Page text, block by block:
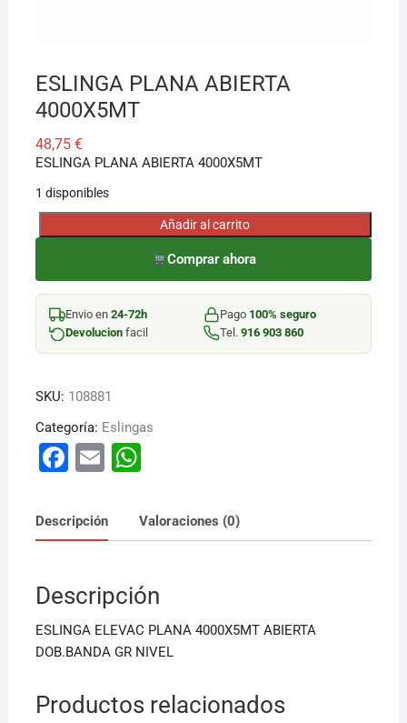
ESLINGA PLANA ABIERTA
4000X5MT
48,75 €
ESLINGA PLANA ABIERTA 4000X5MT
1 disponibles
ESLINGA
ABIERTA
4000X5MT
cantidad
Añadir al carrito
Comprar ahora
Envio en 24-72h Pago 100% seguro
Devolucionfacil Tel. 916 903 860
SKU: 108881
Categoría: Eslingas
F
c
e
o
o
k
E
ai
l
W
at
s
p
p
Descripción Valoraciones (0)
Descripción
ESLINGA ELEVAC PLANA 4000X5MT ABIERTA
DOB.BANDA GR NIVEL
Productos relacionados
aunque no sepas el nombre exacto